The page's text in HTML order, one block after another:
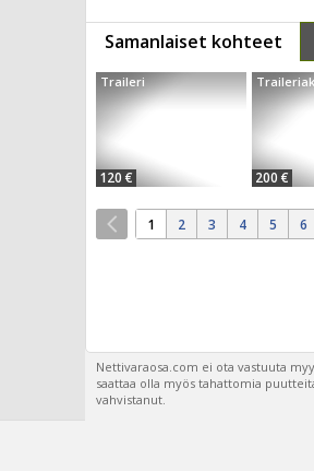
Samanlaiset kohteet
Traileri
120 € 200 €
1 2 3 4 5 6
Nettivaraosa.com ei ota vastuuta
saattaa olla myös tahattomia
vahvistanut.